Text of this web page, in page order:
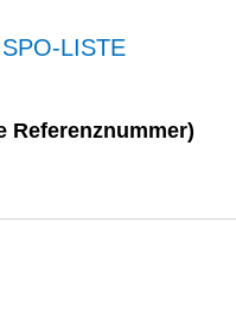
LISTE
Referenznummer)